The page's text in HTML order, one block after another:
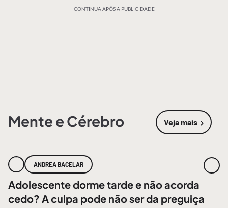
CONTINUA APÓS A PUBLICIDADE
Mente e Cérebro Veja mais
sobre
ANDREA BACELAR
Adolescente dorme tarde e não acorda
cedo? A culpa pode não ser da preguiça